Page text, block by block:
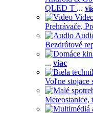
QLED T ...
Prehrávače,
Bezdrôtové
... viac
Voľne stojace
Meteostanice,